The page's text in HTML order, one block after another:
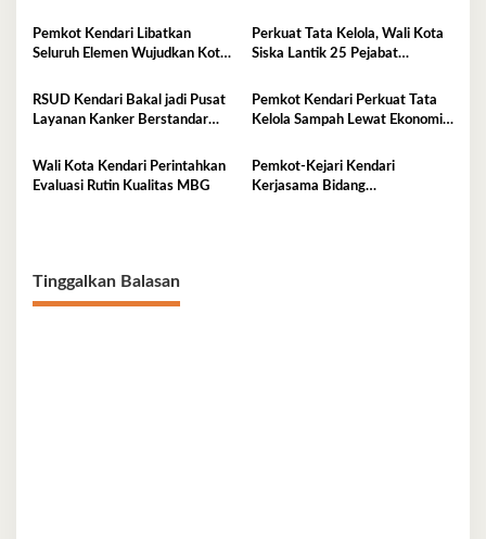
Pemkot Kendari Libatkan
Seluruh Elemen Wujudkan Kota
Perkuat Tata Kelola, Wali Kota
Siska Lantik 25 Pejabat
RSUD Kendari Bakal jadi Pusat
Layanan Kanker Berstandar
Pemkot Kendari Perkuat Tata
Kelola Sampah Lewat Ekonomi
Wali Kota Kendari Perintahkan
Evaluasi Rutin Kualitas MBG
Pemkot-Kejari Kendari
Kerjasama Bidang
Tinggalkan Balasan